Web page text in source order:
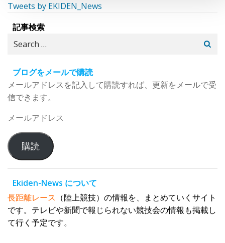
Tweets by EKIDEN_News
記事検索
Search
ブログをメールで購読
メールアドレスを記入して購読すれば、更新をメールで受
信できます。
メ
ル
ア
ド
レ
ス
購読
Ekiden-News について
長距離レース （陸上競技）の情報を、まとめていくサイト
です。テレビや新聞で報じられない競技会の情報も掲載し
て行く予定です。